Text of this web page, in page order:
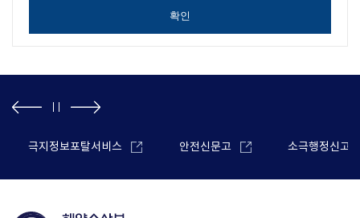
확인
극지정보포탈서비스 안전신문고 소극행정신고